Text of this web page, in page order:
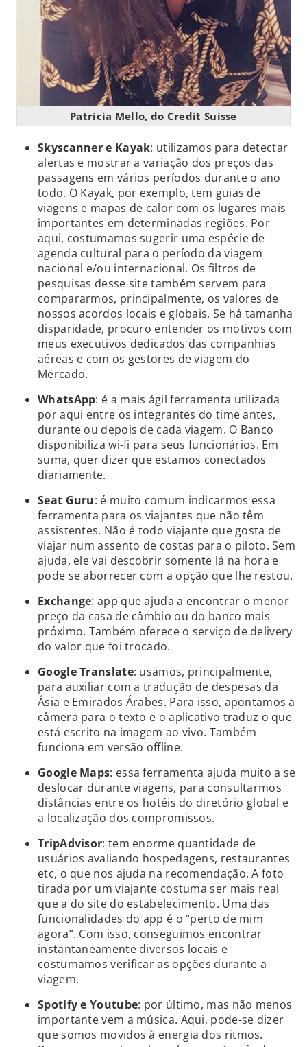
Patrícia Mello, do Credit Suisse
Skyscanner e Kayak: utilizamos para detectar
alertas e mostrar a variação dos preços das
passagens em vários períodos durante o ano
todo. O Kayak, por exemplo, tem guias de
viagens e mapas de calor com os lugares mais
importantes em determinadas regiões. Por
aqui, costumamos sugerir uma espécie de
agenda cultural para o período da viagem
nacional e/ou internacional. Os filtros de
pesquisas desse site também servem para
compararmos, principalmente, os valores de
nossos acordos locais e globais. Se há tamanha
disparidade, procuro entender os motivos com
meus executivos dedicados das companhias
aéreas e com os gestores de viagem do
Mercado.
WhatsApp: é a mais ágil ferramenta utilizada
por aqui entre os integrantes do time antes,
durante ou depois de cada viagem. O Banco
disponibiliza wi-fi para seus funcionários. Em
suma, quer dizer que estamos conectados
diariamente.
Seat Guru: é muito comum indicarmos essa
ferramenta para os viajantes que não têm
assistentes. Não é todo viajante que gosta de
viajar num assento de costas para o piloto. Sem
ajuda, ele vai descobrir somente lá na hora e
pode se aborrecer com a opção que lhe restou.
Exchange: app que ajuda a encontrar o menor
preço da casa de câmbio ou do banco mais
próximo. Também oferece o serviço de delivery
do valor que foi trocado.
Google Translate: usamos, principalmente,
para auxiliar com a tradução de despesas da
Ásia e Emirados Árabes. Para isso, apontamos a
câmera para o texto e o aplicativo traduz o que
está escrito na imagem ao vivo. Também
funciona em versão offline.
Google Maps: essa ferramenta ajuda muito a se
deslocar durante viagens, para consultarmos
distâncias entre os hotéis do diretório global e
a localização dos compromissos.
TripAdvisor: tem enorme quantidade de
usuários avaliando hospedagens, restaurantes
etc, o que nos ajuda na recomendação. A foto
tirada por um viajante costuma ser mais real
que a do site do estabelecimento. Uma das
funcionalidades do app é o “perto de mim
agora”. Com isso, conseguimos encontrar
instantaneamente diversos locais e
costumamos verificar as opções durante a
viagem.
Spotify e Youtube: por último, mas não menos
importante vem a música. Aqui, pode-se dizer
que somos movidos à energia dos ritmos.